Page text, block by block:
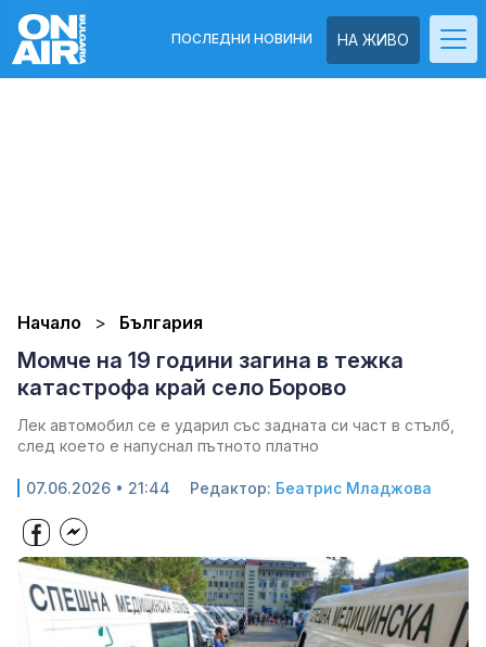
НА ЖИВО
ПОСЛЕДНИ НОВИНИ
Начало България
Момче на 19 години загина в тежка
катастрофа край село Борово
Лек автомобил се е ударил със задната си част в стълб,
след което е напуснал пътното платно
07.06.2026 • 21:44 Редактор: Беатрис Младжова